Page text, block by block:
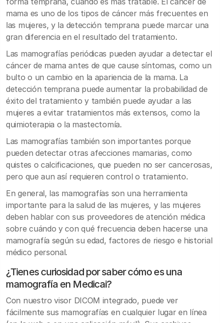
mama es uno de los tipos de cáncer más frecuentes en
las mujeres, y la detección temprana puede marcar una
gran diferencia en el resultado del tratamiento.
Las mamografías periódicas pueden ayudar a detectar el
cáncer de mama antes de que cause síntomas, como un
bulto o un cambio en la apariencia de la mama. La
detección temprana puede aumentar la probabilidad de
éxito del tratamiento y también puede ayudar a las
mujeres a evitar tratamientos más extensos, como la
quimioterapia o la mastectomía.
Las mamografías también son importantes porque
pueden detectar otras afecciones mamarias, como
quistes o calcificaciones, que pueden no ser cancerosas,
pero que aun así requieren control o tratamiento.
En general, las mamografías son una herramienta
importante para la salud de las mujeres, y las mujeres
deben hablar con sus proveedores de atención médica
sobre cuándo y con qué frecuencia deben hacerse una
mamografía según su edad, factores de riesgo e historial
médico personal.
¿Tienes curiosidad por saber cómo es una
mamografía en Medicai?
Con nuestro visor DICOM integrado, puede ver
fácilmente sus mamografías en cualquier lugar en línea